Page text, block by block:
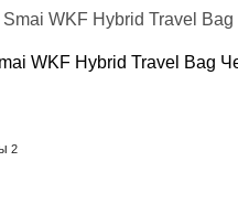
WKF Hybrid Travel Bag
2